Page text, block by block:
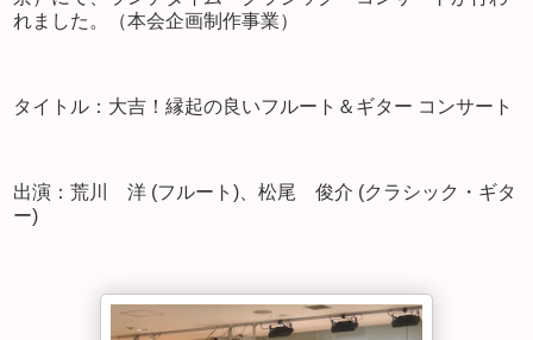
れました。（本会企画制作事業）
タイトル：大吉！縁起の良いフルート＆ギター コンサート
出演：荒川 洋 (フルート)、松尾 俊介 (クラシック・ギタ
ー)